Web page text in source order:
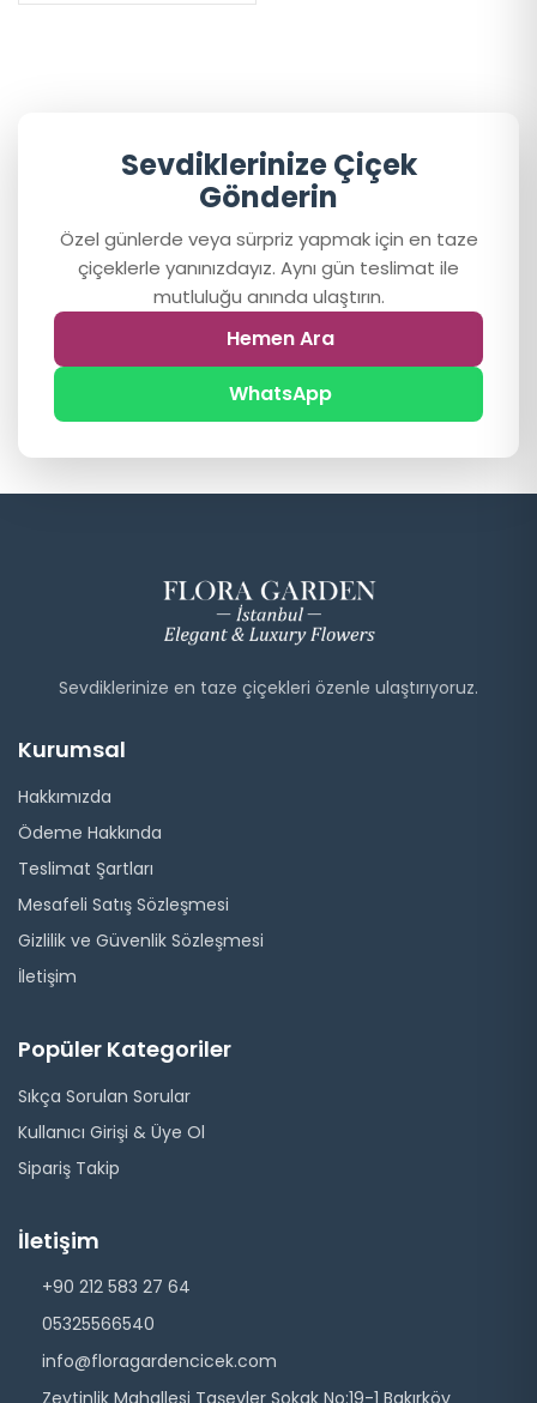
Sevdiklerinize Çiçek
Gönderin
Özel günlerde veya sürpriz yapmak için en taze
çiçeklerle yanınızdayız. Aynı gün teslimat ile
mutluluğu anında ulaştırın.
Hemen Ara
WhatsApp
Sevdiklerinize en taze çiçekleri özenle ulaştırıyoruz.
Kurumsal
Hakkımızda
Ödeme Hakkında
Teslimat Şartları
Mesafeli Satış Sözleşmesi
Gizlilik ve Güvenlik Sözleşmesi
İletişim
Popüler Kategoriler
Sıkça Sorulan Sorular
Kullanıcı Girişi & Üye Ol
Sipariş Takip
İletişim
+90 212 583 27 64
05325566540
info@floragardencicek.com
Zeytinlik Mahallesi Taşevler Sokak No:19-1 Bakırköy